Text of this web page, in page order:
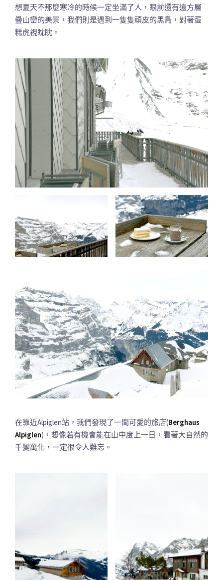
想夏天不那麼寒冷的時候一定坐滿了人，眼前還有遠方層
疊山巒的美景，我們則是遇到一隻隻頑皮的黑鳥，對著蛋
糕虎視眈眈。
在靠近Alpiglen站，我們發現了一間可愛的旅店(Berghaus
Alpiglen)，想像若有機會能在山中度上一日，看著大自然的
千變萬化，一定很令人難忘。